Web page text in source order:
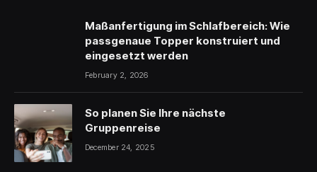
Maßanfertigung im Schlafbereich: Wie
passgenaue Topper konstruiert und
eingesetzt werden
February 2, 2026
So planen Sie Ihre nächste
Gruppenreise
December 24, 2025